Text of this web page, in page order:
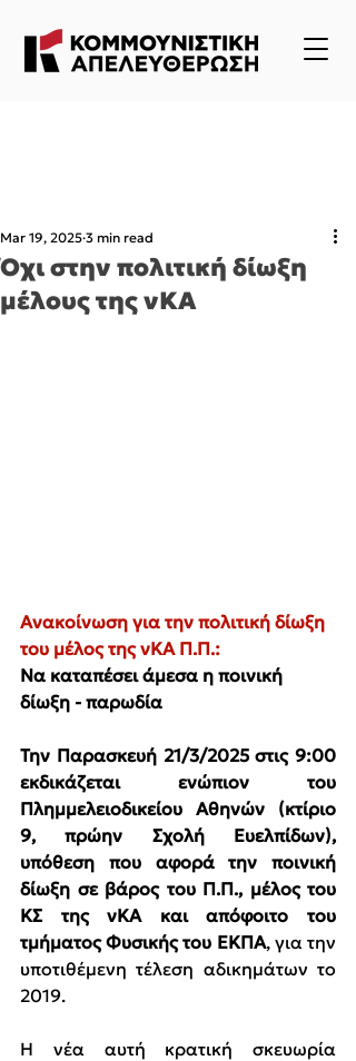
Όχι στην πολιτική δίωξη
μέλους της νΚΑ
Mar 19, 2025 3 min read
Ανακοίνωση για την πολιτική δίωξη
του μέλος της νΚΑ Π.Π.:
Να καταπέσει άμεσα η ποινική
δίωξη - παρωδία
Την Παρασκευή 21/3/2025 στις 9:00
εκδικάζεται ενώπιον του
Πλημμελειοδικείου Αθηνών (κτίριο
9, πρώην Σχολή Ευελπίδων),
υπόθεση που αφορά την ποινική
δίωξη σε βάρος του Π.Π., μέλος του
ΚΣ της νΚΑ και απόφοιτο του
τμήματος Φυσικής του ΕΚΠΑ, για την
υποτιθέμενη τέλεση αδικημάτων το
2019.
Η νέα αυτή κρατική σκευωρία